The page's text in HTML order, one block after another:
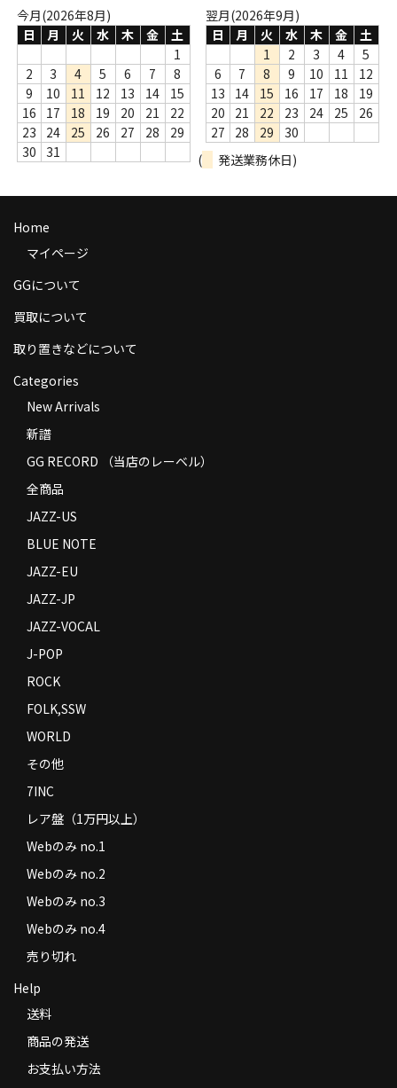
コンディション
Privacy Policy
特定商取引法に基づく表示
Contact
今月(2026年8月)
日
月 火 水 木 金
土
1
2
3 4 5 6 7
8
9
10 11 12 13 14
15
16
17 18 19 20 21
22
23
24 25 26 27 28
29
30
31
翌月(2026年9月)
日
月 火 水 木 金
土
1
2 3 4
5
6
7 8 9 10 11
12
13
14 15 16 17 18
19
20
21 22 23 24 25
26
27
28 29
30
(
発送業務休日)
Home
マイページ
GGについて
買取について
取り置きなどについて
Categories
New Arrivals
新譜
GG RECORD （当店のレーベル）
全商品
JAZZ-US
BLUE NOTE
JAZZ-EU
JAZZ-JP
JAZZ-VOCAL
J-POP
ROCK
FOLK,SSW
WORLD
その他
7INC
レア盤（1万円以上）
Webのみ no.1
Webのみ no.2
Webのみ no.3
Webのみ no.4
売り切れ
Help
送料
商品の発送
お支払い方法